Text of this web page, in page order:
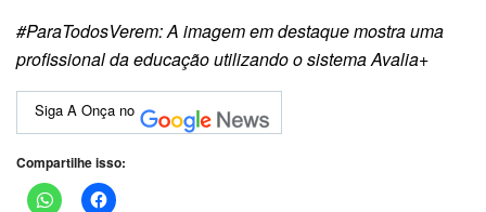
#ParaTodosVerem: A imagem em destaque mostra uma
profissional da educação utilizando o sistema Avalia+
Siga A Onça no
Compartilhe isso: